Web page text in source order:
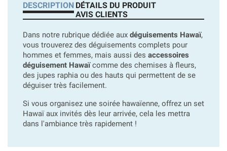
DESCRIPTION DÉTAILS DU PRODUIT
AVIS CLIENTS
Dans notre rubrique dédiée aux déguisements Hawaï,
vous trouverez des déguisements complets pour
hommes et femmes, mais aussi des accessoires
déguisement Hawaïcomme des chemises à fleurs,
des jupes raphia ou des hauts qui permettent de se
déguiser très facilement.
Si vous organisez une soirée hawaïenne, offrez un set
Hawaï aux invités dès leur arrivée, cela les mettra
dans l'ambiance très rapidement !